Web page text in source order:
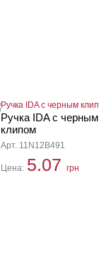
Ручка IDA с черным
клипом
Арт. 11N12B491
Цена: 5.07 грн